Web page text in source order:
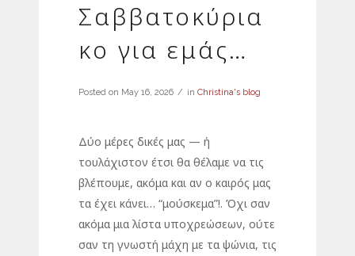
Σαββατοκύρια
κο για εμάς…
Posted on May 16, 2026 in Christina's blog
Δύο μέρες δικές μας — ή
τουλάχιστον έτσι θα θέλαμε να τις
βλέπουμε, ακόμα και αν ο καιρός μας
τα έχει κάνει… “μούσκεμα”!. Όχι σαν
ακόμα μια λίστα υποχρεώσεων, ούτε
σαν τη γνωστή μάχη με τα ψώνια, τις